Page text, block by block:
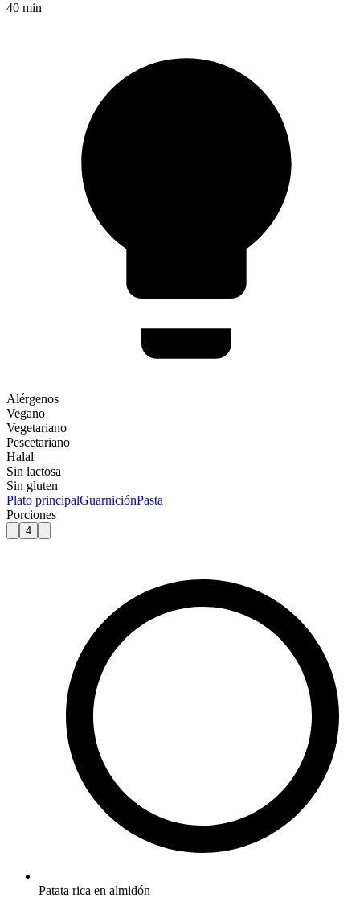
40 min
Alérgenos
Vegano
Vegetariano
Pescetariano
Halal
Sin lactosa
Sin gluten
Plato principalGuarniciónPasta
Porciones
4
Patata rica en almidón